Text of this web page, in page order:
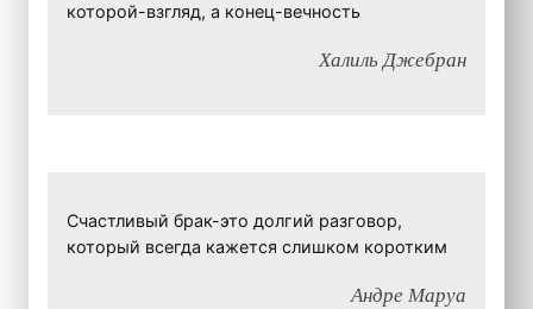
которой-взгляд, а конец-вечность
Халиль Джебран
Счастливый брак-это долгий разговор,
который всегда кажется слишком коротким
Андре Маруа